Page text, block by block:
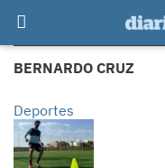
BERNARDO CRUZ
Deportes